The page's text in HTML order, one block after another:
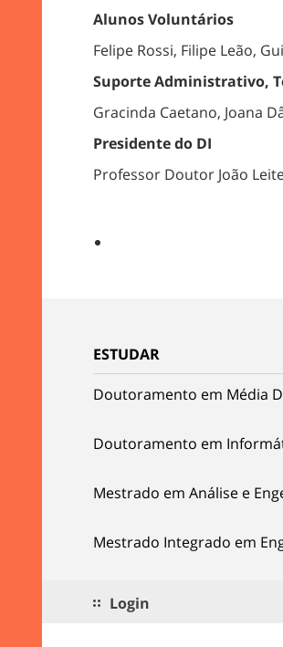
Alunos Voluntários
Felipe Rossi, Filipe Leão,
Suporte Administrativo,
Gracinda Caetano, Joana
Presidente do DI
Professor Doutor João
ESTUDAR
Doutoramento em Média
Doutoramento em
Mestrado em Análise e
Mestrado Integrado em
Login